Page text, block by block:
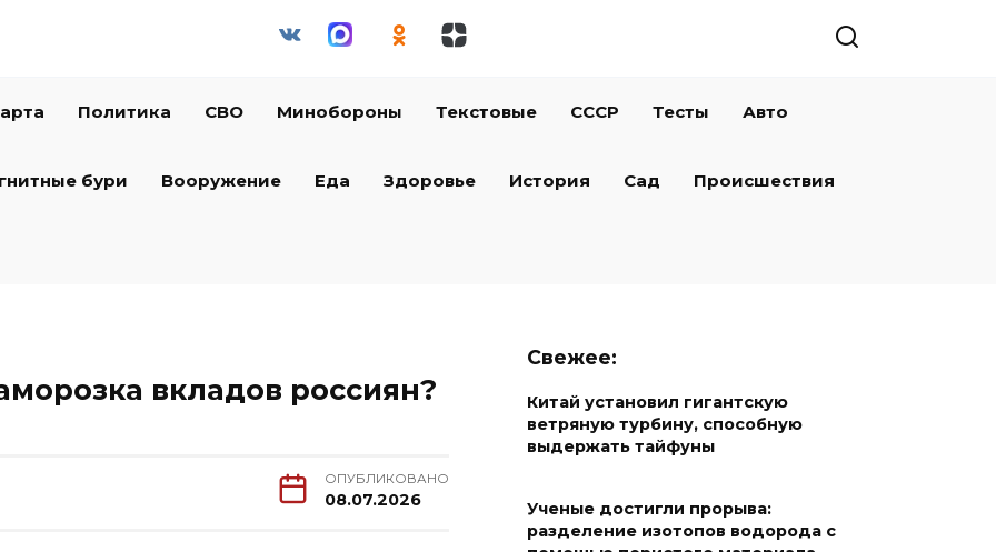
Политика СВО Минобороны Текстовые СССР Тесты Авто
бури Вооружение Еда Здоровье История Сад Происшествия
вкладов россиян?
ОПУБЛИКОВАНО
08.07.2026
Свежее:
Китай установил гигантскую
ветряную турбину, способную
выдержать тайфуны
Ученые достигли прорыва:
разделение изотопов водорода с